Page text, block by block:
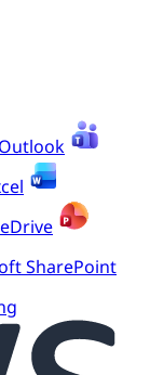
SharePoint